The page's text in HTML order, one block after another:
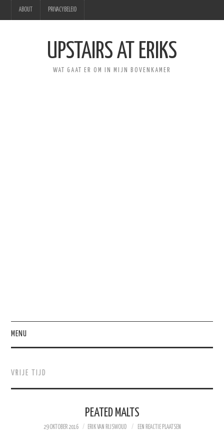
ABOUT PRIVACYBELEID
UPSTAIRS AT ERIKS
WAT GAAT ER OM IN MIJN BOVENKAMER
MENU
VRIJE TIJD
PEATED MALTS
29 OKTOBER 2016 ERIK VAN RIJSWOUD EEN REACTIE PLAATSEN